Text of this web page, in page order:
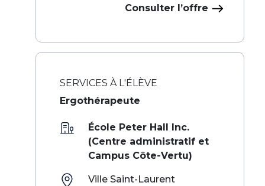
Consulter l’offre
SERVICES À L'ÉLÈVE
Ergothérapeute
École Peter Hall Inc.
(Centre administratif et
Campus Côte-Vertu)
Ville Saint-Laurent